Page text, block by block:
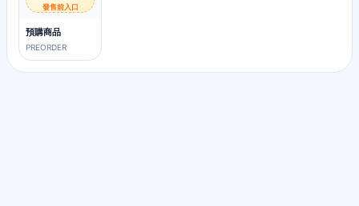
發售前入口
預購商品
PREORDER